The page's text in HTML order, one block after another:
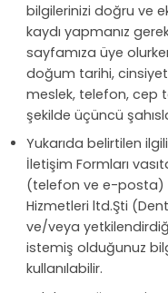
bilgilerinizi doğru ve
kaydı yapmanız
sayfamıza üye
doğum tarihi,
meslek, telefon, cep
şekilde üçüncü
Yukarıda belirtilen
İletişim Formları
(telefon ve e-posta)
Hizmetleri ltd.Şti
ve/veya
istemiş olduğunuz
kullanılabilir.